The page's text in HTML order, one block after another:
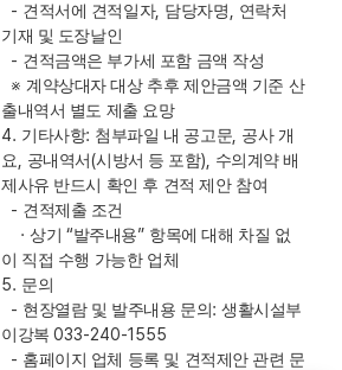
- 견적서에 견적일자, 담당자명
연락처
기재 및 도장날인
- 견적금액은 부가세 포함 금액 작성
※ 계약상대자 대상 추후 제안금액 기준 산
출내역서 별도 제출 요망
4. 기타사항: 첨부파일 내 공고문 공사 개
요
공내역서 (시방서 등 포함),
수의계약 배
제사유 반드시 확인 후 견적 제안 참여
- 견적제출 조건
· 상기 “발주내용” 항목에 대해 차질 없
이 직접 수행 가능한 업체
5. 문의
- 현장열람 및 발주내용 문의 :생활시설부
이강복033-240-1555
- 홈페이지 업체 등록 및 견적제안 관련 문